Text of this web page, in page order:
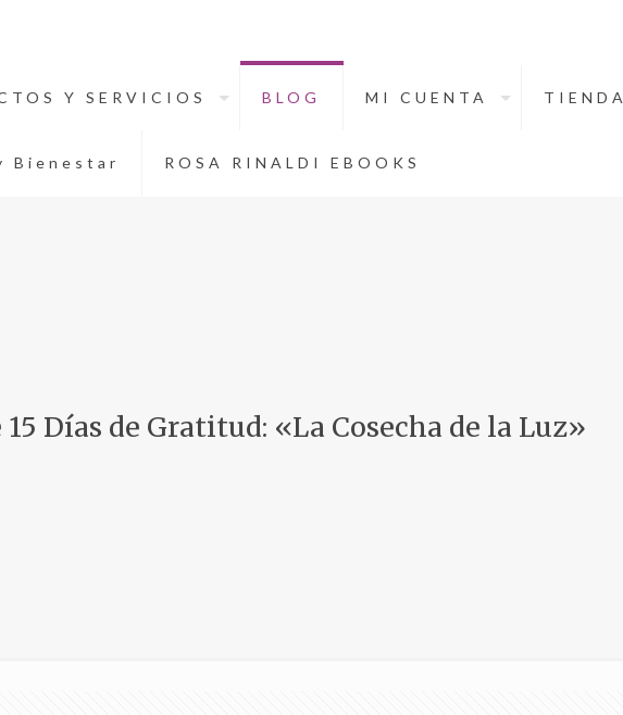
Y SERVICIOS BLOG MI CUENTA TIENDA
Bienestar ROSA RINALDI EBOOKS
15 Días de Gratitud: «La Cosecha de la Luz»